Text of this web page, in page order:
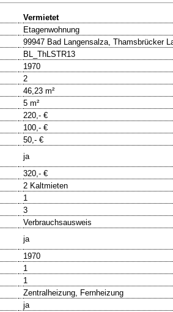
Vermietet
Etagenwohnung
99947 Bad Langensalza, Thamsbrücker
BL_ThLSTR13
1970
2
46,23 m²
5 m²
220,- €
100,- €
50,- €
ja
320,- €
2 Kaltmieten
1
3
Verbrauchsausweis
ja
1970
1
1
Zentralheizung, Fernheizung
ja